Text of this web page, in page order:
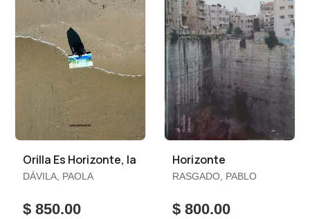
Orilla Es Horizonte, la
DÁVILA, PAOLA
$ 850.00
Horizonte
RASGADO, PABLO
$ 800.00